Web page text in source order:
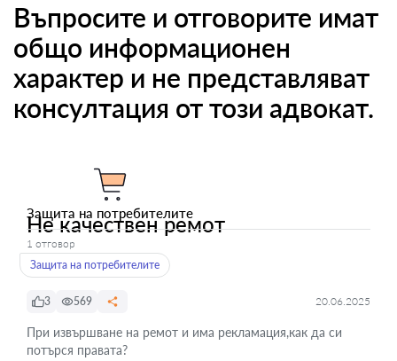
Въпросите и отговорите имат
общо информационен
характер и не представляват
консултация от този адвокат.
Защита на потребителите
Не качествен ремот
1 отговор
Защита на потребителите
3 569 20.06.2025
При извършване на ремот и има рекламация,как да си
потърся правата?